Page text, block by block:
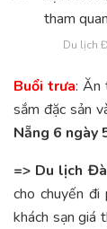
Du lịch
Buổi trưa: Ăn
sắm đặc sản
Nẵng 6 ngày
=> Du lịch
cho chuyến
khách sạn giá